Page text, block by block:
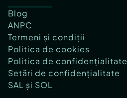
Blog
ANPC
Termeni și condiții
Politica de cookies
Politica de confidențialitate
Setări de confidențialitate
SAL și SOL